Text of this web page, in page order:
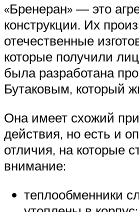
«Бренеран» — это
конструкции. Их
отечественные
которые получили
была разработана
Бутаковым, который
Она имеет схожий
действия, но есть и
отличия, на которые
внимание:
теплообменники